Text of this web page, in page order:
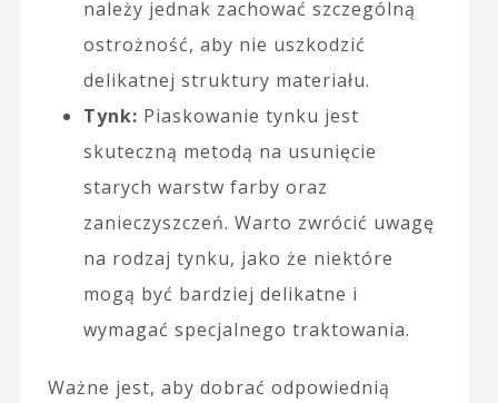
należy jednak zachować szczególną
ostrożność, aby nie uszkodzić
delikatnej struktury materiału.
Tynk: Piaskowanie tynku jest
skuteczną metodą na usunięcie
starych warstw farby oraz
zanieczyszczeń. Warto zwrócić uwagę
na rodzaj tynku, jako że niektóre
mogą być bardziej delikatne i
wymagać specjalnego traktowania.
Ważne jest, aby dobrać odpowiednią